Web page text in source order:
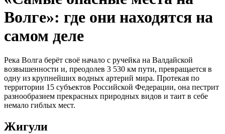
Волге»: где они находятся на
самом деле
Река Волга берёт своё начало с ручейка на Валдайской
возвышенности и, преодолев 3 530 км пути, превращается в
одну из крупнейших водных артерий мира. Протекая по
территории 15 субъектов Российской Федерации, она пестрит
разнообразием прекрасных природных видов и таит в себе
немало гиблых мест.
Жигули